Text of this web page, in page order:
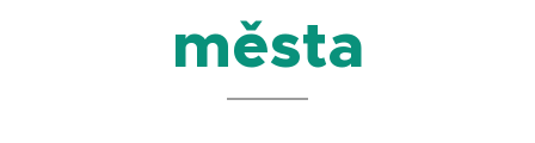
města